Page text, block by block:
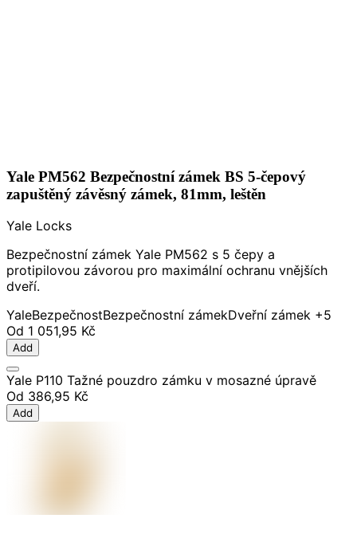
Yale PM562 Bezpečnostní zámek BS 5-čepový
zapuštěný závěsný zámek, 81mm, leštěn
Yale Locks
Bezpečnostní zámek Yale PM562 s 5 čepy a
protipilovou závorou pro maximální ochranu vnějších
dveří.
YaleBezpečnostBezpečnostní zámekDveřní zámek +5
Od 1 051,95 Kč
Add
Yale P110 Tažné pouzdro zámku v mosazné úpravě
Od 386,95 Kč
Add